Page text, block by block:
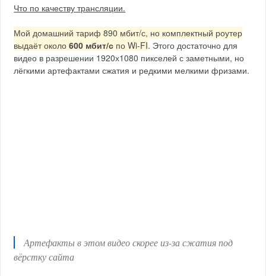
Что по качеству трансляции.
Мой домашний тариф 890 мбит/с, но комплектный роутер
выдаёт около600 мбит/с по Wi-FI. Этого достаточно для
видео в разрешении 1920х1080 пикселей с заметными, но
лёгкими артефактами сжатия и редкими мелкими фризами.
Артефакты в этом видео скорее из-за сжатия под
вёрстку сайта